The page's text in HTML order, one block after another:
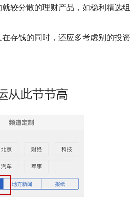
较分散的理财产品，如稳利精选组
存钱的同时，还应多考虑别的投资